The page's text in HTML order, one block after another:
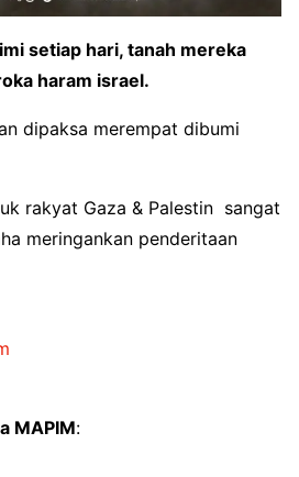
setiap hari, tanah mereka
haram israel.
dipaksa merempat dibumi
rakyat Gaza & Palestin sangat
meringankan penderitaan
MAPIM: